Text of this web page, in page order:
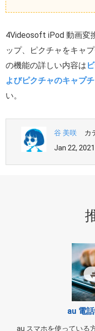
4Videosoft iPod 動画変
ップ、ピクチャをキャ
の機能の詳しい内容は
よびピクチャのキャプ
い。
谷 美咲 カ
Jan 22,
au 電
au スマホを使っている